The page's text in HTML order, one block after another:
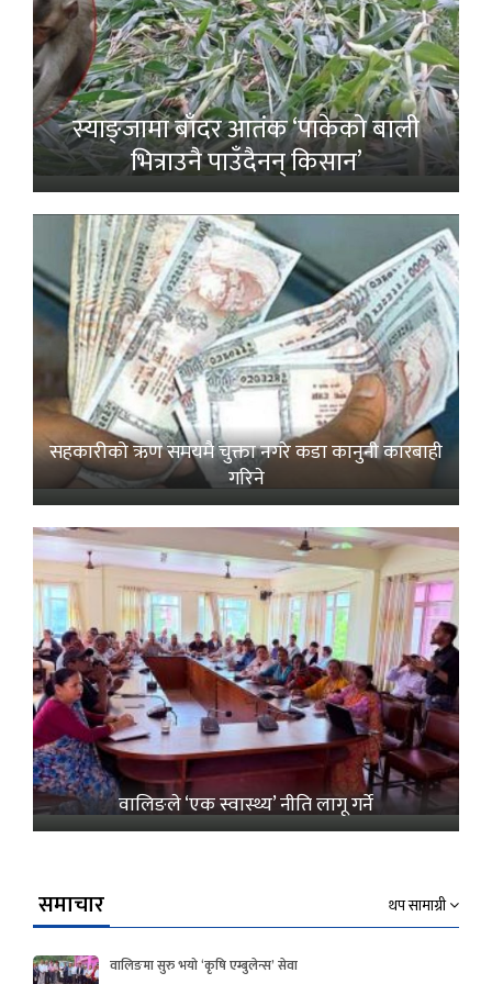
स्याङ्जामा बाँदर आतंक ‘पाकेको बाली
भित्राउनै पाउँदैनन् किसान’
सहकारीको ऋण समयमै चुक्ता नगरे कडा कानुनी कारबाही
गरिने
वालिङले ‘एक स्वास्थ्य’ नीति लागू गर्ने
समाचार थप सामाग्री
वालिङमा सुरु भयो ‘कृषि एम्बुलेन्स’ सेवा